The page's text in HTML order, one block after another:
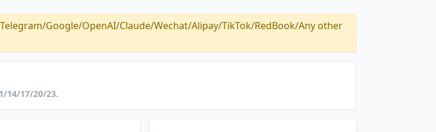
Google/OpenAI/Claude/Wechat/Alipay/TikTok/RedBook/Any other
14/17/20/23.